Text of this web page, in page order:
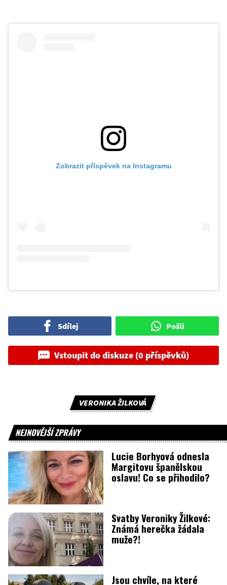
Zobrazit příspěvek na Instagramu
Sdílej Pošli
Vstoupit do diskuze (0 příspěvků)
VERONIKA ŽILKOVÁ
NEJNOVĚJŠÍ ZPRÁVY
Lucie Borhyová odnesla
Margitovu španělskou
oslavu! Co se přihodilo?
Svatby Veroniky Žilkové:
Známá herečka žádala
muže?!
Jsou chvíle, na které